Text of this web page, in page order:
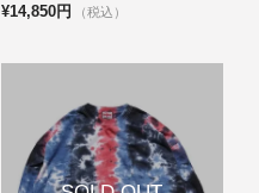
¥14,850円 （税込）